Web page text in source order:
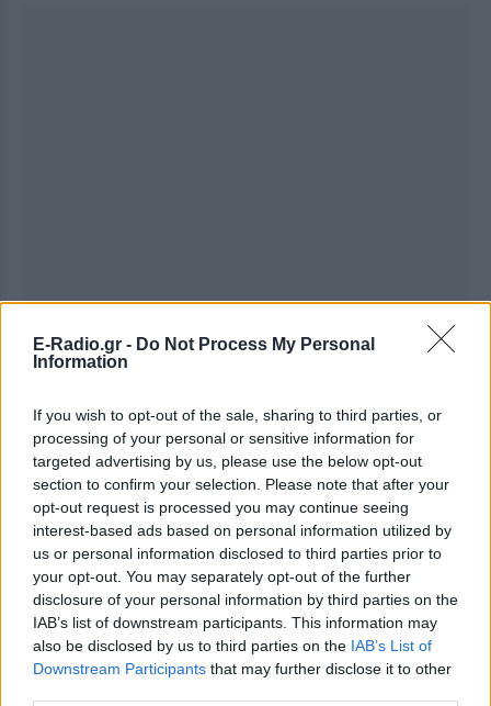
E-Radio.gr - Do Not Process My Personal
Information
If you wish to opt-out of the sale, sharing to third parties, or
processing of your personal or sensitive information for
targeted advertising by us, please use the below opt-out
section to confirm your selection. Please note that after your
opt-out request is processed you may continue seeing
interest-based ads based on personal information utilized by
us or personal information disclosed to third parties prior to
your opt-out. You may separately opt-out of the further
disclosure of your personal information by third parties on the
IAB’s list of downstream participants. This information may
also be disclosed by us to third parties on the IAB’s List of
Downstream Participants that may further disclose it to other
Ακολουθήστε το E-Radio.gr στοGoogle News
και μάθετε πρώτοιτα πιο hot νέα.
Για ακόμη περισσότερανέα, μπείτε στην ροή
ειδήσεωντου E-Daily.gr
Ακολουθήστε το E-Radio.gr και στο Instagram
ΔΙΑΦΗΜΙΣΗ